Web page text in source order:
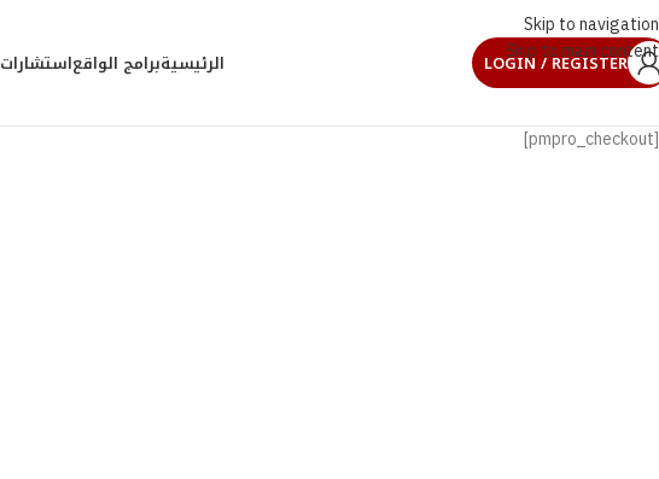
Skip to navigation
Skip to main content
LOGIN / REGISTER الرئيسيةبرامج الواقعاستشارات
[pmpro_checkout]